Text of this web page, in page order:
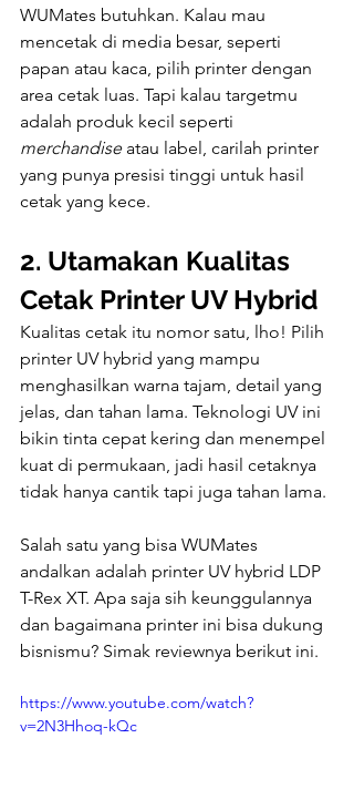
WUMates butuhkan. Kalau mau
mencetak di media besar, seperti
papan atau kaca, pilih printer dengan
area cetak luas. Tapi kalau targetmu
adalah produk kecil seperti
merchandise atau label, carilah printer
yang punya presisi tinggi untuk hasil
cetak yang kece.
2. Utamakan Kualitas
Cetak Printer UV Hybrid
Kualitas cetak itu nomor satu, lho! Pilih
printer UV hybrid yang mampu
menghasilkan warna tajam, detail yang
jelas, dan tahan lama. Teknologi UV ini
bikin tinta cepat kering dan menempel
kuat di permukaan, jadi hasil cetaknya
tidak hanya cantik tapi juga tahan lama.
Salah satu yang bisa WUMates
andalkan adalah printer UV hybrid LDP
T-Rex XT. Apa saja sih keunggulannya
dan bagaimana printer ini bisa dukung
bisnismu? Simak reviewnya berikut ini.
https://www.youtube.com/watch?
v=2N3Hhoq-kQc